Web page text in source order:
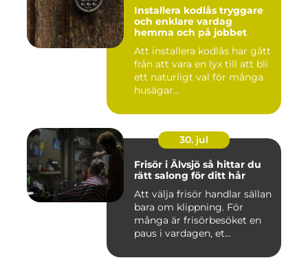
Installera kodlås tryggare
och enklare vardag
hemma och på jobbet
Att installera kodlås har gått
från att vara en lyx till att bli
ett naturligt val för många
husägar...
30. jul
Frisör i Älvsjö så hittar du
rätt salong för ditt hår
Att välja frisör handlar sällan
bara om klippning. För
många är frisörbesöket en
paus i vardagen, et...